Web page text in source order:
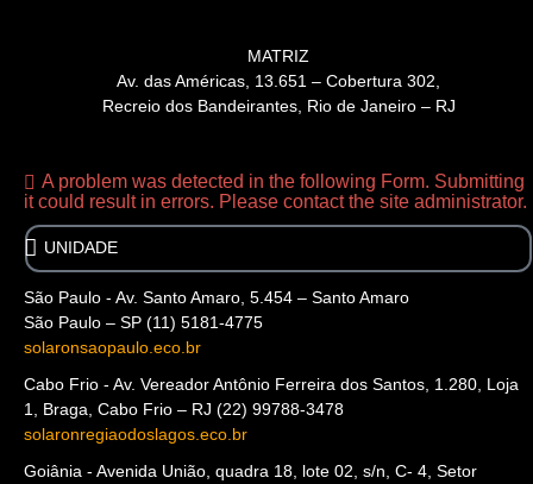
MATRIZ
Av. das Américas, 13.651 – Cobertura 302,
Recreio dos Bandeirantes, Rio de Janeiro – RJ
A problem was detected in the following Form. Submitting
it could result in errors. Please contact the site administrator.
São Paulo - Av. Santo Amaro, 5.454 – Santo Amaro
São Paulo – SP (11) 5181-4775
solaronsaopaulo.eco.br
Cabo Frio - Av. Vereador Antônio Ferreira dos Santos, 1.280, Loja
1, Braga, Cabo Frio – RJ (22) 99788-3478
solaronregiaodoslagos.eco.br
Goiânia - Avenida União, quadra 18, lote 02, s/n, C- 4, Setor